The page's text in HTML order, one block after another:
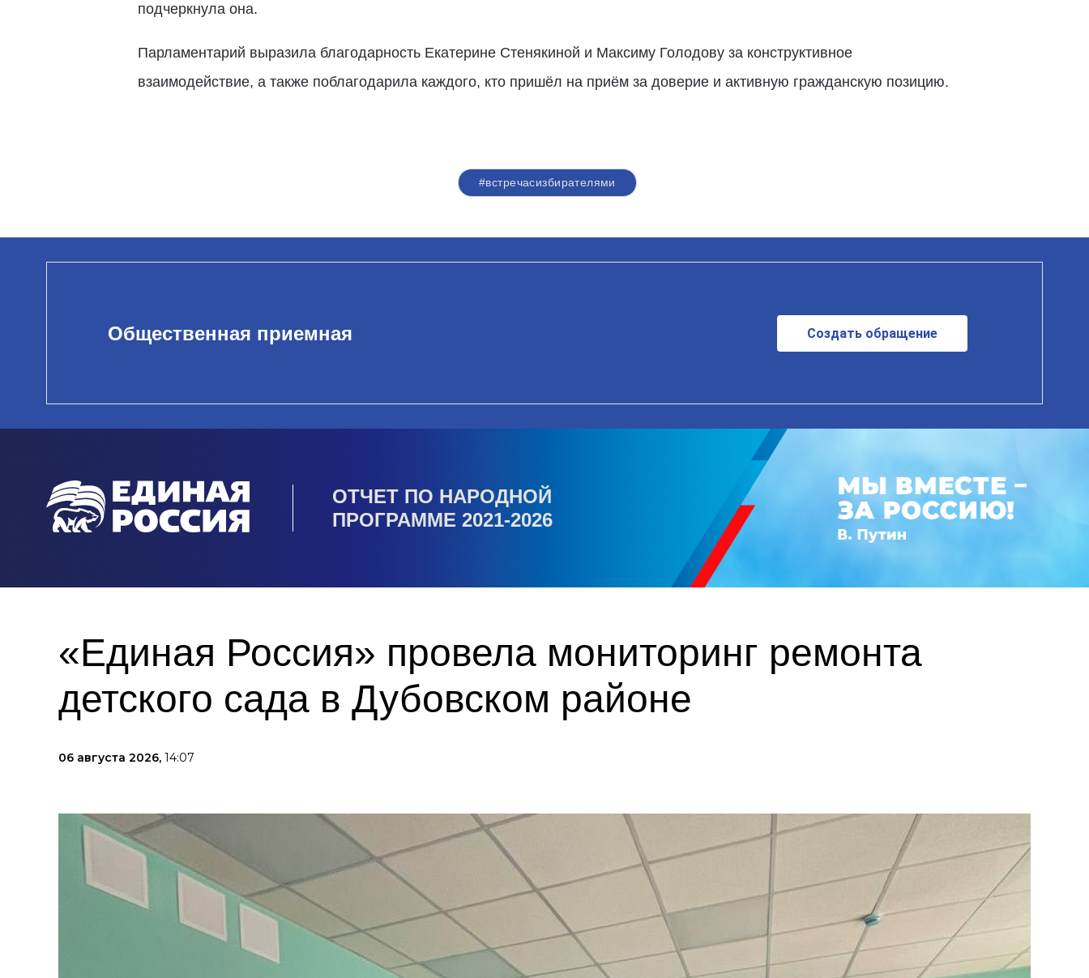
подчеркнула она.
Парламентарий выразила благодарность Екатерине Стенякиной и Максиму Голодову за конструктивное
взаимодействие, а также поблагодарила каждого, кто пришёл на приём за доверие и активную гражданскую позицию.
#встречасизбирателями
Общественная приемная Создать обращение
ОТЧЕТ ПО НАРОДНОЙ
ПРОГРАММЕ 2021-2026
«Единая Россия» провела мониторинг ремонта
детского сада в Дубовском районе
06 августа 2026, 14:07